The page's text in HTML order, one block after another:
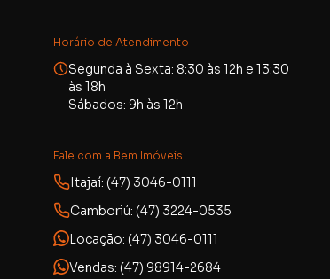
Horário de Atendimento
Segunda à Sexta: 8:30 às 12h e 13:30
às 18h
Sábados: 9h às 12h
Fale com a Bem Imóveis
Itajaí: (47) 3046-0111
Camboriú: (47) 3224-0535
Locação: (47) 3046-0111
Vendas: (47) 98914-2684